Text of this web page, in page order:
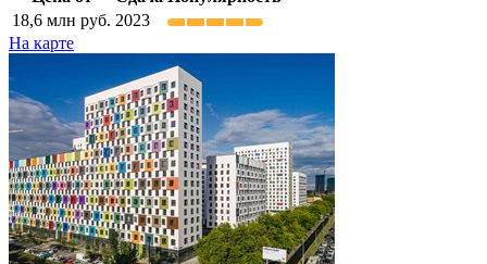
18,6 млн руб. 2023
На карте